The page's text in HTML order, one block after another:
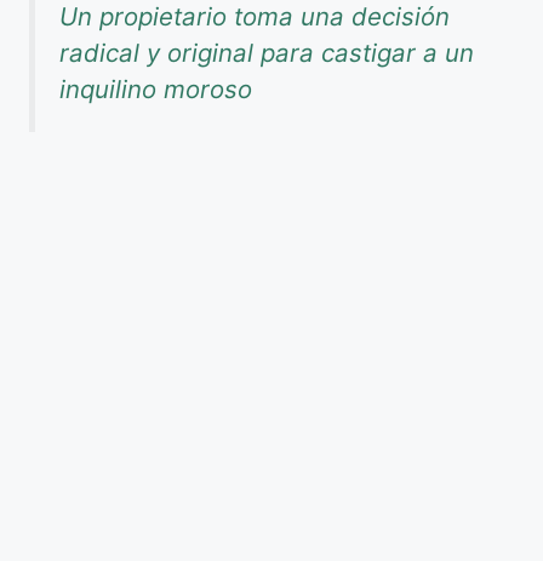
Un propietario toma una decisión
radical y original para castigar a un
inquilino moroso